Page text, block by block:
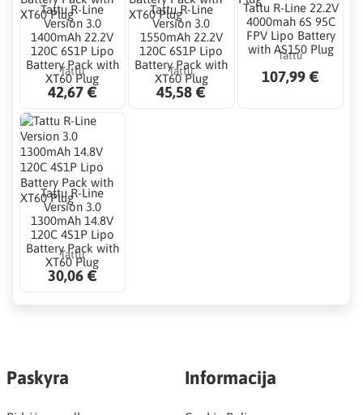
Tattu R-Line
Version 3.0
1400mAh 22.2V
120C 6S1P Lipo
Battery Pack with
XT60 Plug
Tattu
42,67 €
Tattu R-Line
Version 3.0
1550mAh 22.2V
120C 6S1P Lipo
Battery Pack with
XT60 Plug
Tattu
45,58 €
Tattu R-Line 22.2V
4000mah 6S 95C
FPV Lipo Battery
with AS150 Plug
Tattu
107,99 €
Tattu R-Line
Version 3.0
1300mAh 14.8V
120C 4S1P Lipo
Battery Pack with
XT60 Plug
Tattu
30,06 €
Paskyra Informacija